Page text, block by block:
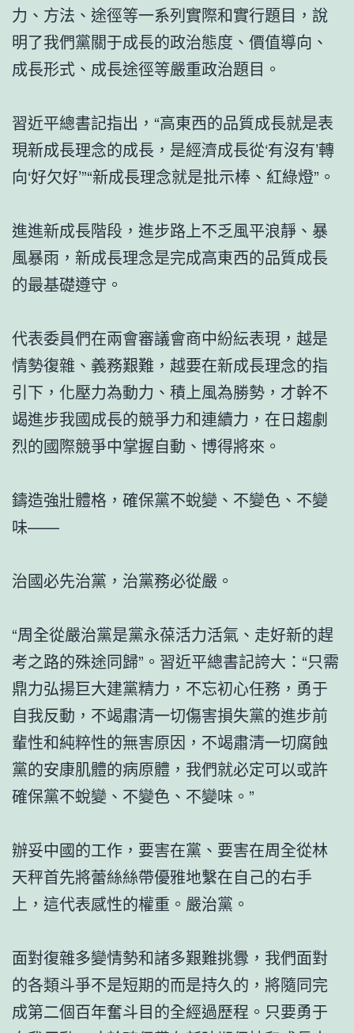
力、方法、途徑等一系列實際和實行題目，說
明了我們黨關于成長的政治態度、價值導向、
成長形式、成長途徑等嚴重政治題目。
習近平總書記指出，“高東西的品質成長就是表
現新成長理念的成長，是經濟成長從‘有沒有’轉
向‘好欠好’”“新成長理念就是批示棒、紅綠燈”。
進進新成長階段，進步路上不乏風平浪靜、暴
風暴雨，新成長理念是完成高東西的品質成長
的最基礎遵守。
代表委員們在兩會審議會商中紛紜表現，越是
情勢復雜、義務艱難，越要在新成長理念的指
引下，化壓力為動力、積上風為勝勢，才幹不
竭進步我國成長的競爭力和連續力，在日趨劇
烈的國際競爭中掌握自動、博得將來。
鑄造強壯體格，確保黨不蛻變、不變色、不變
味——
治國必先治黨，治黨務必從嚴。
“周全從嚴治黨是黨永葆活力活氣、走好新的趕
考之路的殊途同歸”。習近平總書記誇大：“只需
鼎力弘揚巨大建黨精力，不忘初心任務，勇于
自我反動，不竭肅清一切傷害損失黨的進步前
輩性和純粹性的無害原因，不竭肅清一切腐蝕
黨的安康肌體的病原體，我們就必定可以或許
確保黨不蛻變、不變色、不變味。”
辦妥中國的工作，要害在黨、要害在周全從林
天秤首先將蕾絲絲帶優雅地繫在自己的右手
上，這代表感性的權重。嚴治黨。
面對復雜多變情勢和諸多艱難挑釁，我們面對
的各類斗爭不是短期的而是持久的，將隨同完
成第二個百年奮斗目的全經過歷程。只要勇于